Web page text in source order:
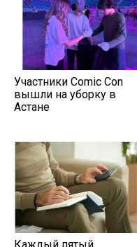
Участники Comic Con
вышли на уборку в
Астане